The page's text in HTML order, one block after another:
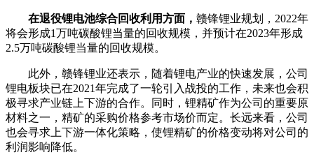
在退役锂电池综合回收利用方面， 赣锋锂业规划，2022年
将会形成1万吨碳酸锂当量的回收规模，并预计在2023年形成
2.5万吨碳酸锂当量的回收规模。
此外，赣锋锂业还表示，随着锂电产业的快速发展，公司
锂电板块已在2021年完成了一轮引入战投的工作，未来也会积
极寻求产业链上下游的合作。同时，锂精矿作为公司的重要原
材料之一，精矿的采购价格参考市场价而定。长远来看，公司
也会寻求上下游一体化策略，使锂精矿的价格变动将对公司的
利润影响降低。